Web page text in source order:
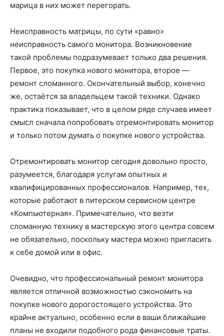
марица в них может перегорать.
Неисправность матрицы, по сути «равно»
неисправность самого монитора. Возникновение
такой проблемы подразумевает только два решения.
Первое, это покупка нового монитора, второе —
ремонт сломанного. Окончательный выбор, конечно
же, остаётся за владельцем такой техники. Однако
практика показывает, что в целом ряде случаев имеет
смысл сначала попробовать отремонтировать монитор
и только потом думать о покупке нового устройства.
Отремонтировать монитор сегодня довольно просто,
разумеется, благодаря услугам опытных и
квалифицированных профессионалов. Например, тех,
которые работают в питерском сервисном центре
«Компьютерная». Примечательно, что везти
сломанную технику в мастерскую этого центра совсем
не обязательно, поскольку мастера можно пригласить
к себе домой или в офис.
Очевидно, что профессиональный ремонт монитора
является отличной возможностью сэкономить на
покупке нового дорогостоящего устройства. Это
крайне актуально, особенно если в ваши ближайшие
планы не входили подобного рода финансовые траты.